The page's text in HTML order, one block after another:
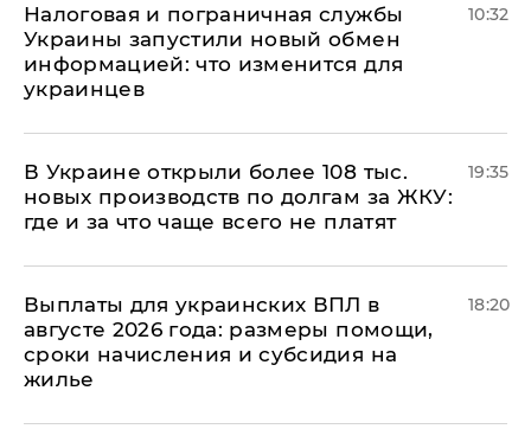
Налоговая и пограничная службы
Украины запустили новый обмен
информацией: что изменится для
украинцев
10:32
В Украине открыли более 108 тыс.
новых производств по долгам за ЖКУ:
где и за что чаще всего не платят
19:35
Выплаты для украинских ВПЛ в
августе 2026 года: размеры помощи,
сроки начисления и субсидия на
жилье
18:20